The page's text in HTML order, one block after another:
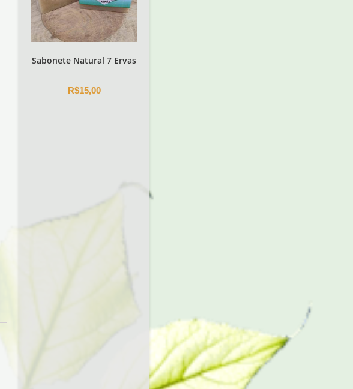
Sabonete Natural 7 Ervas
R$15,00